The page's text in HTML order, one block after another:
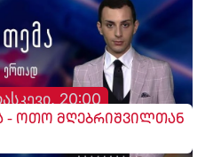
20:00
- ოთო მღებრიშვილთან